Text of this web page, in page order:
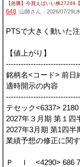
【急騰】今買えばいい株27249
648 :山師さん：2026/07/29(
PTSで大きく動いた
【値上がり】
銘柄名<コード> 前日
適時開示の内容
テセック<6337>
2027年３月期 第１四
2027年3月期 第1四半
業績予想の修正に関
Ｐ Ｉ <4290> 686